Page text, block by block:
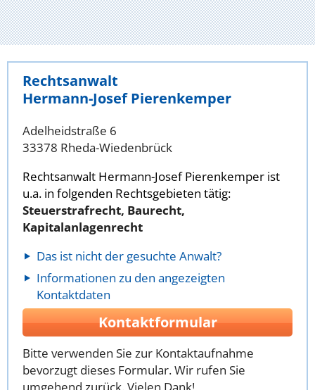
Rechtsanwalt
Hermann-Josef Pierenkemper
Adelheidstraße 6
33378 Rheda-Wiedenbrück
Rechtsanwalt Hermann-Josef Pierenkemper ist
u.a. in folgenden Rechtsgebieten tätig:
Steuerstrafrecht, Baurecht,
Kapitalanlagenrecht
Das ist nicht der gesuchte Anwalt?
Informationen zu den angezeigten
Kontaktdaten
Kontaktformular
Bitte verwenden Sie zur Kontaktaufnahme
bevorzugt dieses Formular. Wir rufen Sie